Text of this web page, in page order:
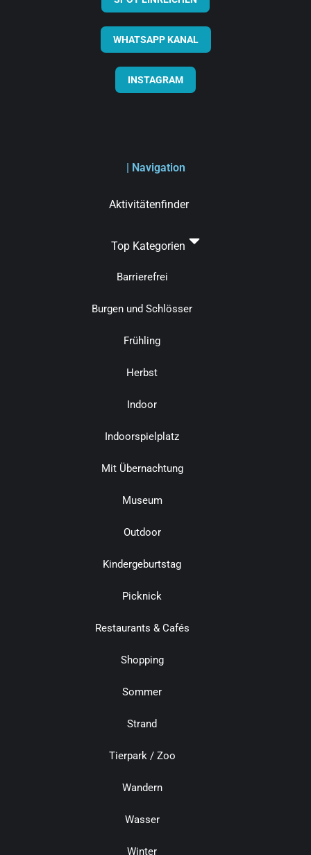
WHATSAPP KANAL
INSTAGRAM
| Navigation
Aktivitätenfinder
Top Kategorien
Barrierefrei
Burgen und Schlösser
Frühling
Herbst
Indoor
Indoorspielplatz
Mit Übernachtung
Museum
Outdoor
Kindergeburtstag
Picknick
Restaurants & Cafés
Shopping
Sommer
Strand
Tierpark / Zoo
Wandern
Wasser
Winter